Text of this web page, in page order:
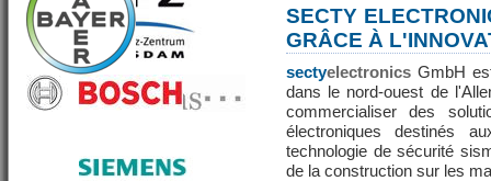
SECTY
GRÂCE À
sectyelectronics GmbH
dans le nord-ouest de
commercialiser des
électroniques destinés
technologie de sécurité
de la construction sur les